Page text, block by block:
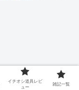
イチオシ道具レビ
ュー
雑記一覧